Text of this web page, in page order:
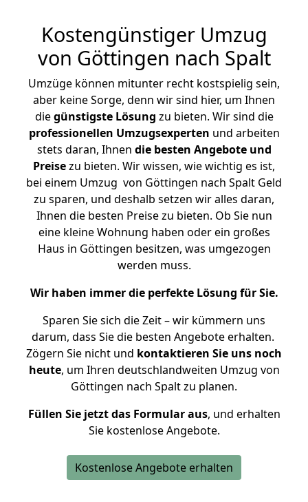
Kostengünstiger Umzug
von Göttingen nach Spalt
Umzüge können mitunter recht kostspielig sein,
aber keine Sorge, denn wir sind hier, um Ihnen
diegünstigste Lösung zu bieten. Wir sind die
professionellen Umzugsexperten und arbeiten
stets daran, Ihnen die besten Angebote und
Preisezu bieten. Wir wissen, wie wichtig es ist,
bei einem Umzug von Göttingen nach Spalt Geld
zu sparen, und deshalb setzen wir alles daran,
Ihnen die besten Preise zu bieten. Ob Sie nun
eine kleine Wohnung haben oder ein großes
Haus in Göttingen besitzen, was umgezogen
werden muss.
Wir haben immer die perfekte Lösung für Sie.
Sparen Sie sich die Zeit – wir kümmern uns
darum, dass Sie die besten Angebote erhalten.
Zögern Sie nicht und kontaktieren Sie uns noch
heute, um Ihren deutschlandweiten Umzug von
Göttingen nach Spalt zu planen.
Füllen Sie jetzt das Formular aus, und erhalten
Sie kostenlose Angebote.
Kostenlose Angebote erhalten